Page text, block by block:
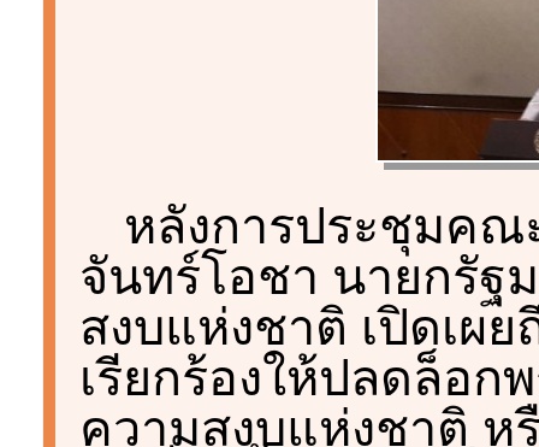
หลังการประชุมคณ
จันทร์โอชา นายกรั
สงบแห่งชาติ เปิดเผ
เรียกร้องให้ปลดล็อก
ความสงบแห่งชาติ